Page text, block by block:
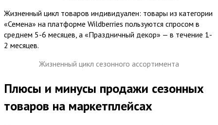
Жизненный цикл товаров индивидуален: товары из категории
«Семена» на платформе Wildberries пользуются спросом в
среднем 5-6 месяцев, а «Праздничный декор» — в течение 1-
2 месяцев.
Жизненный цикл сезонного ассортимента
Плюсы и минусы продажи сезонных
товаров на маркетплейсах